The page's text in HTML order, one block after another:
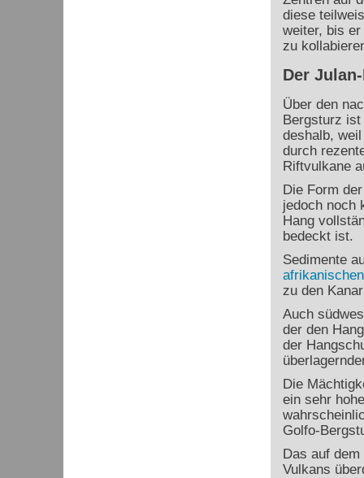
diese
weiter, bis
zu
Der
Über den
Bergsturz ist
deshalb,
durch
Riftvulkane
Die Form
jedoch noch
Hang
bedeckt ist.
Sedimente
zu den
Auch
der den
der
Die
ein sehr
Golfo-
Das auf
Vulkans